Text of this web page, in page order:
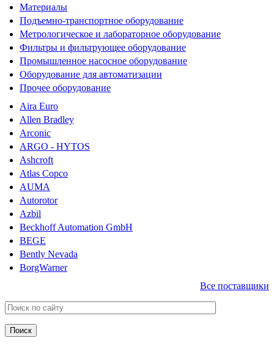
Материалы
Подъемно-транспортное оборудование
Метрологическое и лабораторное оборудование
Фильтры и фильтрующее оборудование
Промышленное насосное оборудование
Оборудование для автоматизации
Прочее оборудование
Aira Euro
Allen Bradley
Arconic
ARGO - HYTOS
Ashcroft
Atlas Copco
AUMA
Autorotor
Azbil
Beckhoff Automation GmbH
BEGE
Bently Nevada
BorgWarner
Все поставщики